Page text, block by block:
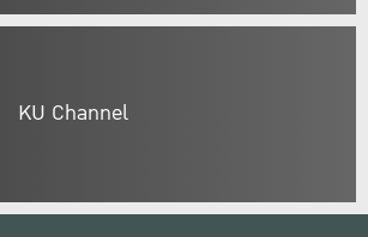
KU Channel